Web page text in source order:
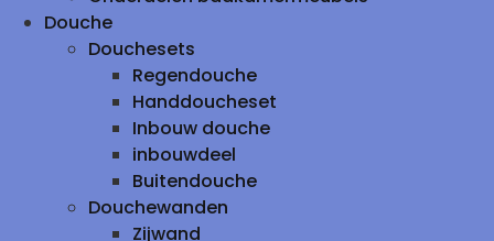
Douche
Douchesets
Regendouche
Handdoucheset
Inbouw douche
inbouwdeel
Buitendouche
Douchewanden
Zijwand